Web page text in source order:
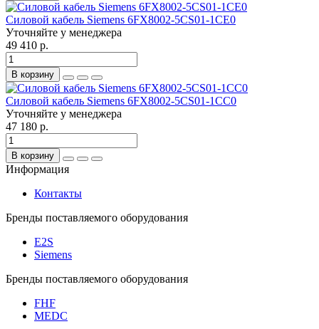
Силовой кабель Siemens 6FX8002-5CS01-1CE0
Уточняйте у менеджера
49 410 р.
В корзину
Силовой кабель Siemens 6FX8002-5CS01-1CC0
Уточняйте у менеджера
47 180 р.
В корзину
Информация
Контакты
Бренды поставляемого оборудования
E2S
Siemens
Бренды поставляемого оборудования
FHF
MEDC